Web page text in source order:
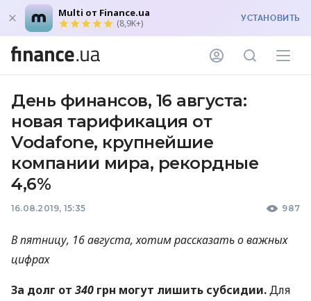
Multi от Finance.ua
(8,9K+) УСТАНОВИТЬ
День финансов, 16 августа:
новая тарификация от
Vodafone, крупнейшие
компании мира, рекордные
4,6%
16.08.2019, 15:35 987
В пятницу, 16 августа, хотим рассказать о важных
цифрах
За долг от 340 грн могут лишить субсидии.Для